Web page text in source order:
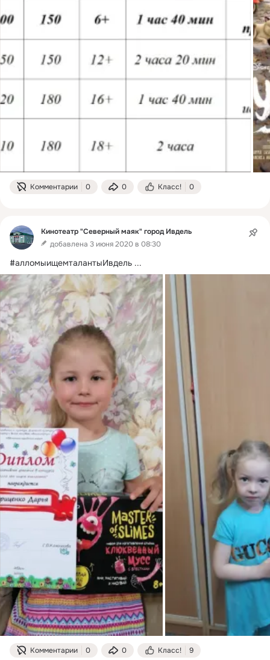
Комментарии 0 0 Класс! 0
Кинотеатр "Северный маяк" город Ивдель
добавлена 3 июня 2020 в 08:30
#алломыищемталантыИвдель ...
Комментарии 0 0 Класс! 9